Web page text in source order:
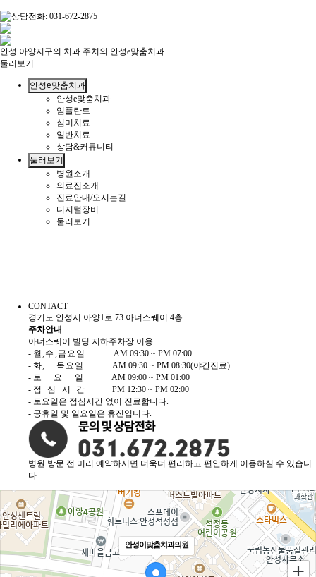
안성 아양지구의 치과 주치의 안성e맞춤치과
둘러보기
안성e맞춤치과
안성e맞춤치과
임플란트
심미치료
일반치료
상담&커뮤니티
둘러보기
병원소개
의료진소개
진료안내/오시는길
디지털장비
둘러보기
CONTACT
경기도 안성시 아양1로 73 아너스퀘어 4층
주차안내
아너스퀘어 빌딩 지하주차장 이용
- 월,수,금요일
∙∙∙∙∙∙∙∙ AM 09:30 ~ PM 07:00
- 화, 목요일
∙∙∙∙∙∙∙∙ AM 09:30 ~ PM 08:30(야간진료)
- 토 요 일
∙∙∙∙∙∙∙∙ AM 09:00 ~ PM 01:00
- 점심시간 ∙∙∙∙∙∙∙∙ PM 12:30 ~ PM 02:00
- 토요일은 점심시간 없이 진료합니다.
- 공휴일 및 일요일은 휴진입니다.
병원 방문 전 미리 예약하시면 더욱더 편리하고 편안하게 이용하실 수 있습니
다.
안성이맞춤치과의원